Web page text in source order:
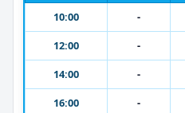
10:00 -
12:00
-
14:00
-
16:00
-